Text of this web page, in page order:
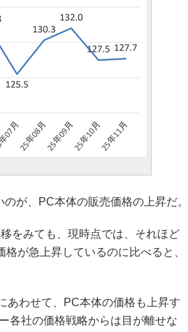
が、PC本体の販売価格の上昇だ。
をみても、現時点では、それほど
が急上昇しているのに比べると、
わせて、PC本体の価格も上昇す
各社の価格戦略からは目が離せな